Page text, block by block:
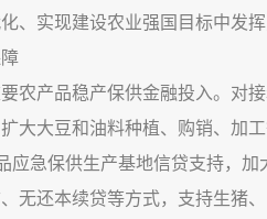
、实现建设农业强国目标中发
产品稳产保供金融投入。对
大大豆和油料种植、购销、加
应急保供生产基地信贷支持，
无还本续贷等方式，支持生猪